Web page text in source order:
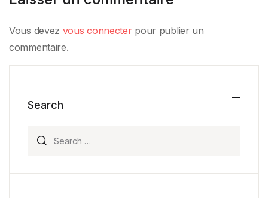
Vous devez vous connecterpour publier un
commentaire.
Search